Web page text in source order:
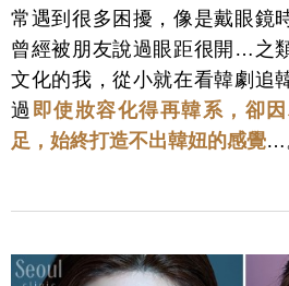
常遇到很多困擾，像是戴眼鏡
曾經被朋友說過眼距很開…之
文化的我，從小就在看韓劇追
過 即使妝容化得再韓系，卻
足，始終打造不出韓妞的感覺…